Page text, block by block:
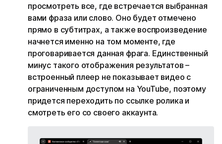
просмотреть все, где встречается выбранная
вами фраза или слово. Оно будет отмечено
прямо в субтитрах, а также воспроизведение
начнется именно на том моменте, где
проговаривается данная фрага. Единственный
минус такого отображения результатов –
встроенный плеер не показывает видео с
ограниченным доступом на YouTube, поэтому
придется переходить по ссылке ролика и
смотреть его со своего аккаунта.